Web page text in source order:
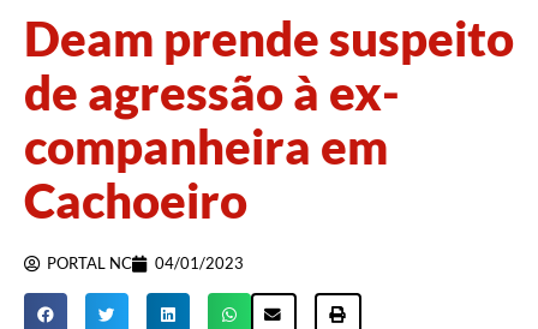
Deam prende suspeito
de agressão à ex-
companheira em
Cachoeiro
PORTAL NC 04/01/2023